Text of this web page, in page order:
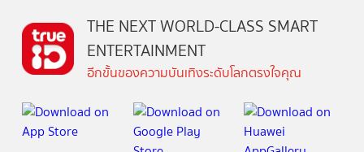
THE NEXT WORLD-CLASS SMART
ENTERTAINMENT
อีกขั้นของความบันเทิงระดับโลกตรงใจคุณ